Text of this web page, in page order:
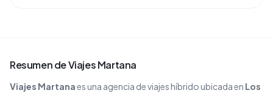
Resumen deViajes Martana
Viajes Martanaes una agencia de viajeshíbridoubicada en Los